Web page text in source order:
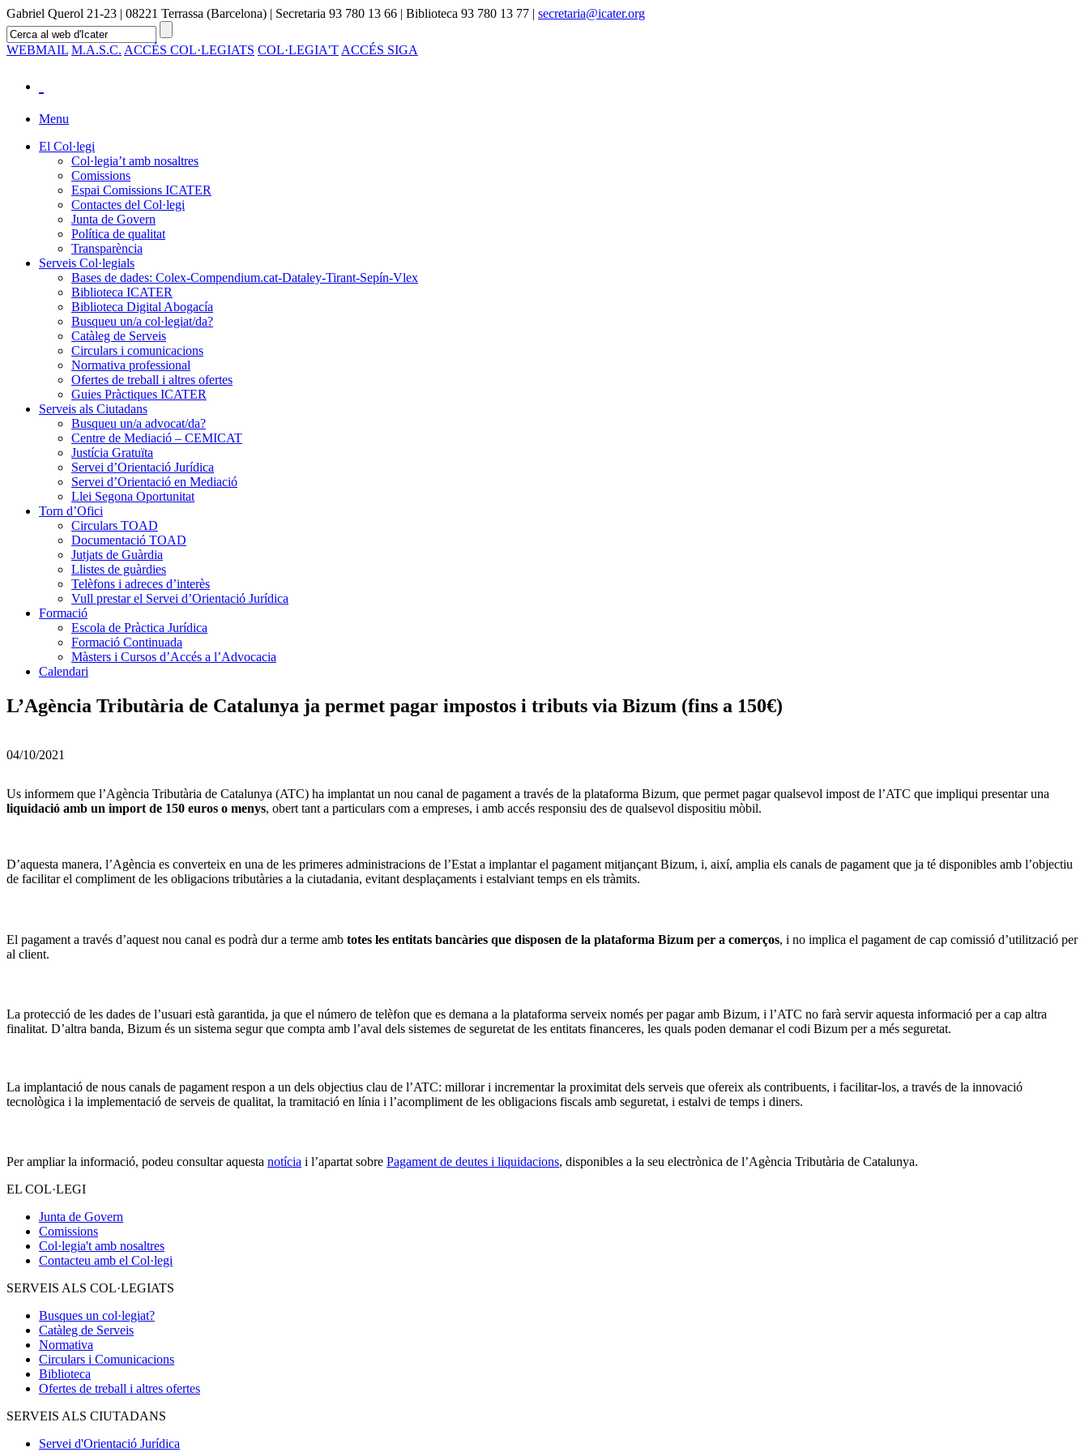
Gabriel Querol 21-23 | 08221 Terrassa (Barcelona) | Secretaria 93 780 13 66 | Biblioteca 93 780 13 77 | secretaria@icater.org
WEBMAIL M.A.S.C. ACCÉS COL·LEGIATS COL·LEGIA'T ACCÉS SIGA
Menu
El Col·legi
Col·legia’t amb nosaltres
Comissions
Espai Comissions ICATER
Contactes del Col·legi
Junta de Govern
Política de qualitat
Transparència
Serveis Col·legials
Bases de dades: Colex-Compendium.cat-Dataley-Tirant-Sepín-Vlex
Biblioteca ICATER
Biblioteca Digital Abogacía
Busqueu un/a col·legiat/da?
Catàleg de Serveis
Circulars i comunicacions
Normativa professional
Ofertes de treball i altres ofertes
Guies Pràctiques ICATER
Serveis als Ciutadans
Busqueu un/a advocat/da?
Centre de Mediació – CEMICAT
Justícia Gratuïta
Servei d’Orientació Jurídica
Servei d’Orientació en Mediació
Llei Segona Oportunitat
Torn d’Ofici
Circulars TOAD
Documentació TOAD
Jutjats de Guàrdia
Llistes de guàrdies
Telèfons i adreces d’interès
Vull prestar el Servei d’Orientació Jurídica
Formació
Escola de Pràctica Jurídica
Formació Continuada
Màsters i Cursos d’Accés a l’Advocacia
Calendari
L’Agència Tributària de Catalunya ja permet pagar impostos i tributs via Bizum (fins a 150€)
04/10/2021
Us informem que l’Agència Tributària de Catalunya (ATC) ha implantat un nou canal de pagament a través de la plataforma Bizum, que permet pagar qualsevol impost de l’ATC que impliqui presentar una
liquidació amb un import de 150 euros o menys, obert tant a particulars com a empreses, i amb accés responsiu des de qualsevol dispositiu mòbil.
D’aquesta manera, l’Agència es converteix en una de les primeres administracions de l’Estat a implantar el pagament mitjançant Bizum, i, així, amplia els canals de pagament que ja té disponibles amb l’objectiu
de facilitar el compliment de les obligacions tributàries a la ciutadania, evitant desplaçaments i estalviant temps en els tràmits.
El pagament a través d’aquest nou canal es podrà dur a terme amb totes les entitats bancàries que disposen de la plataforma Bizum per a comerços, i no implica el pagament de cap comissió d’utilització per
al client.
La protecció de les dades de l’usuari està garantida, ja que el número de telèfon que es demana a la plataforma serveix només per pagar amb Bizum, i l’ATC no farà servir aquesta informació per a cap altra
finalitat. D’altra banda, Bizum és un sistema segur que compta amb l’aval dels sistemes de seguretat de les entitats financeres, les quals poden demanar el codi Bizum per a més seguretat.
La implantació de nous canals de pagament respon a un dels objectius clau de l’ATC: millorar i incrementar la proximitat dels serveis que ofereix als contribuents, i facilitar-los, a través de la innovació
tecnològica i la implementació de serveis de qualitat, la tramitació en línia i l’acompliment de les obligacions fiscals amb seguretat, i estalvi de temps i diners.
Per ampliar la informació, podeu consultar aquesta notícia i l’apartat sobre Pagament de deutes i liquidacions, disponibles a la seu electrònica de l’Agència Tributària de Catalunya.
EL COL·LEGI
Junta de Govern
Comissions
Col·legia't amb nosaltres
Contacteu amb el Col·legi
SERVEIS ALS COL·LEGIATS
Busques un col·legiat?
Catàleg de Serveis
Normativa
Circulars i Comunicacions
Biblioteca
Ofertes de treball i altres ofertes
SERVEIS ALS CIUTADANS
Servei d'Orientació Jurídica